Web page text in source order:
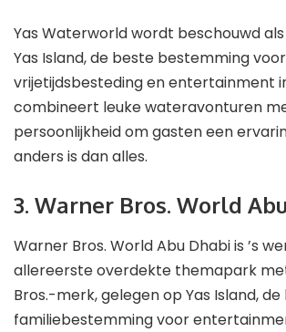
Yas Waterworld wordt beschouwd
Yas Island, de beste bestemming voor
vrijetijdsbesteding en entertainment
combineert leuke wateravonturen
persoonlijkheid om gasten een
anders is dan alles.
3. Warner Bros. World
Warner Bros. World Abu Dhabi is ’s
allereerste overdekte themapark
Bros.-merk, gelegen op Yas Island,
familiebestemming voor